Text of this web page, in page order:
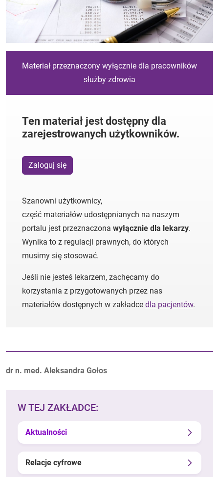
Materiał przeznaczony wyłącznie dla pracowników
służby zdrowia
Ten materiał jest dostępny dla
zarejestrowanych użytkowników.
Zaloguj się
Szanowni użytkownicy,
część materiałów udostępnianych na naszym
portalu jest przeznaczona wyłącznie dla lekarzy.
Wynika to z regulacji prawnych, do których
musimy się stosować.
Jeśli nie jesteś lekarzem, zachęcamy do
korzystania z przygotowanych przez nas
materiałów dostępnych w zakładce dla pacjentów.
Autorzy:
dr n. med. Aleksandra Gołos
W TEJ ZAKŁADCE:
Aktualności
Relacje cyfrowe